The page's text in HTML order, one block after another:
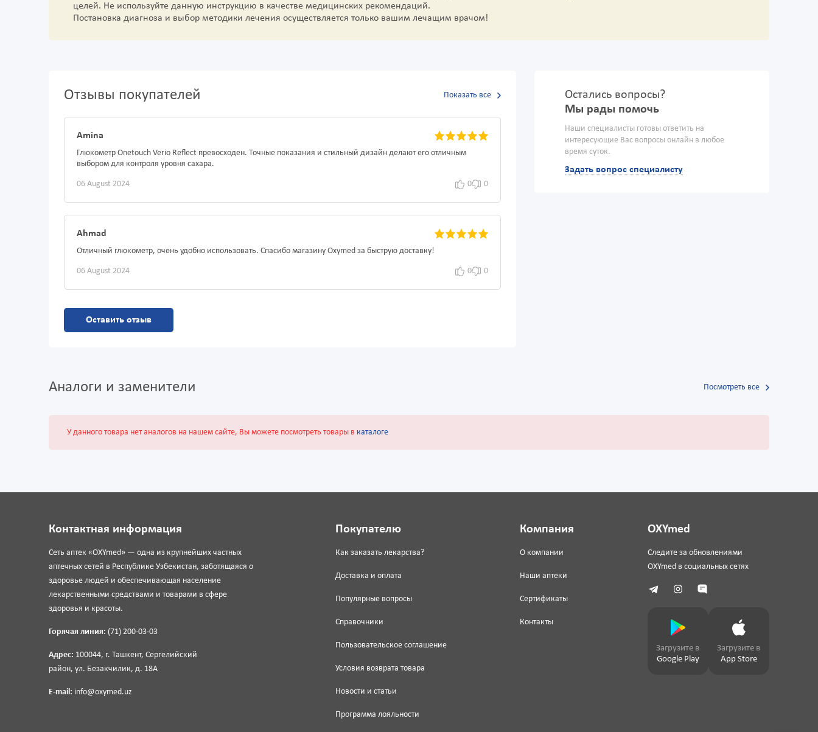
целей. Не используйте данную инструкцию в качестве медицинских рекомендаций.
Постановка диагноза и выбор методики лечения осуществляется только вашим лечащим врачом!
Отзывы покупателей Показать все
Amina
Глюкометр Onetouch Verio Reflect превосходен. Точные показания и стильный дизайн делают его отличным
выбором для контроля уровня сахара.
06 August 2024 0 0
Ahmad
Отличный глюкометр, очень удобно использовать. Спасибо магазину Oxymed за быструю доставку!
06 August 2024 0 0
Оставить отзыв
Остались вопросы?
Мы рады помочь
Наши специалисты готовы ответить на
интересующие Вас вопросы онлайн в любое
время суток.
Задать вопрос специалисту
Аналоги и заменители Посмотреть все
У данного товара нет аналогов на нашем сайте, Вы можете посмотреть товары в каталоге
Контактная информация
Сеть аптек «OXYmed» — одна из крупнейших частных
аптечных сетей в Республике Узбекистан, заботящаяся о
здоровье людей и обеспечивающая население
лекарственными средствами и товарами в сфере
здоровья и красоты.
Горячая линия: (71) 200-03-03
Адрес: 100044, г. Ташкент, Сергелийский
район, ул. Безакчилик, д. 18А
E-mail: info@oxymed.uz
Покупателю
Как заказать лекарства?
Доставка и оплата
Популярные вопросы
Справочники
Пользовательское соглашение
Условия возврата товара
Новости и статьи
Программа лояльности
Компания
О компании
Наши аптеки
Сертификаты
Контакты
OXYmed
Следите за обновлениями
OXYmed в социальных сетях
Загрузите в
Google Play
Загрузите в
App Store